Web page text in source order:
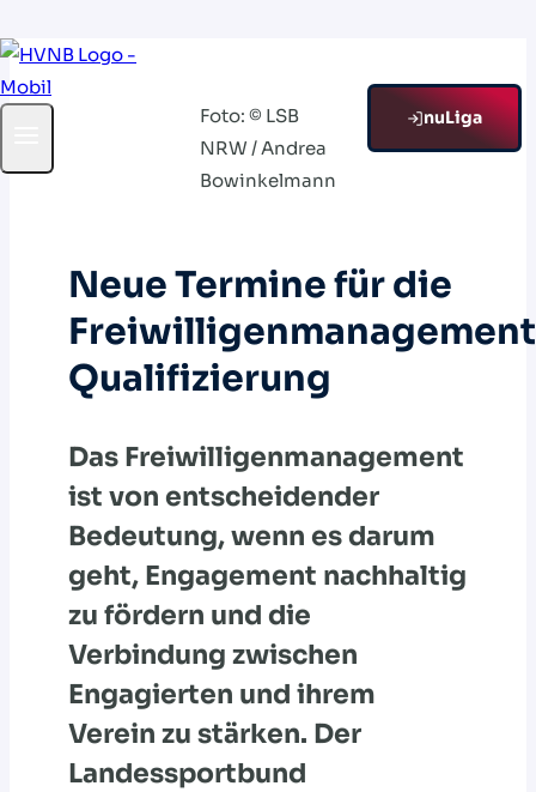
Zum
Inhalt
nuLiga
Foto: © LSB
NRW / Andrea
Bowinkelmann
Neue Termine für die
Qualifizierung
Das Freiwilligenmanagement
ist von entscheidender
Bedeutung, wenn es darum
geht, Engagement nachhaltig
zu fördern und die
Verbindung zwischen
Engagierten und ihrem
Verein zu stärken. Der
Landessportbund